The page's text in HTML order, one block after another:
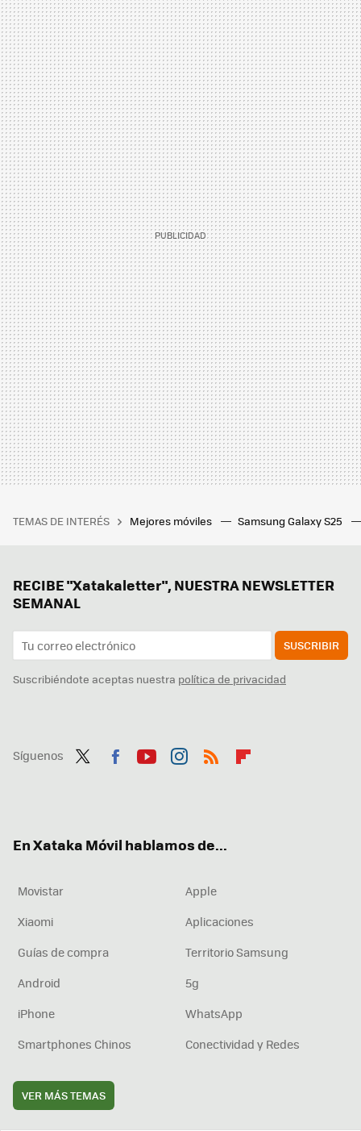
TEMAS DE INTERÉS Mejores móviles Samsung Galaxy S25
RECIBE "Xatakaletter", NUESTRA NEWSLETTER
SEMANAL
SUSCRIBIR
Suscribiéndote aceptas nuestra política de privacidad
Síguenos
En Xataka Móvil hablamos de...
Movistar
Apple
Xiaomi
Aplicaciones
Guías de compra
Territorio Samsung
Android
5g
iPhone
WhatsApp
Smartphones Chinos
Conectividad y Redes
VER MÁS TEMAS